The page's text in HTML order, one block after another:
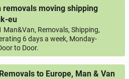
removals moving shipping
eu
Man&Van, Removals, Shipping,
6 days a week, Monday-
to Door.
to Europe, Man & Van